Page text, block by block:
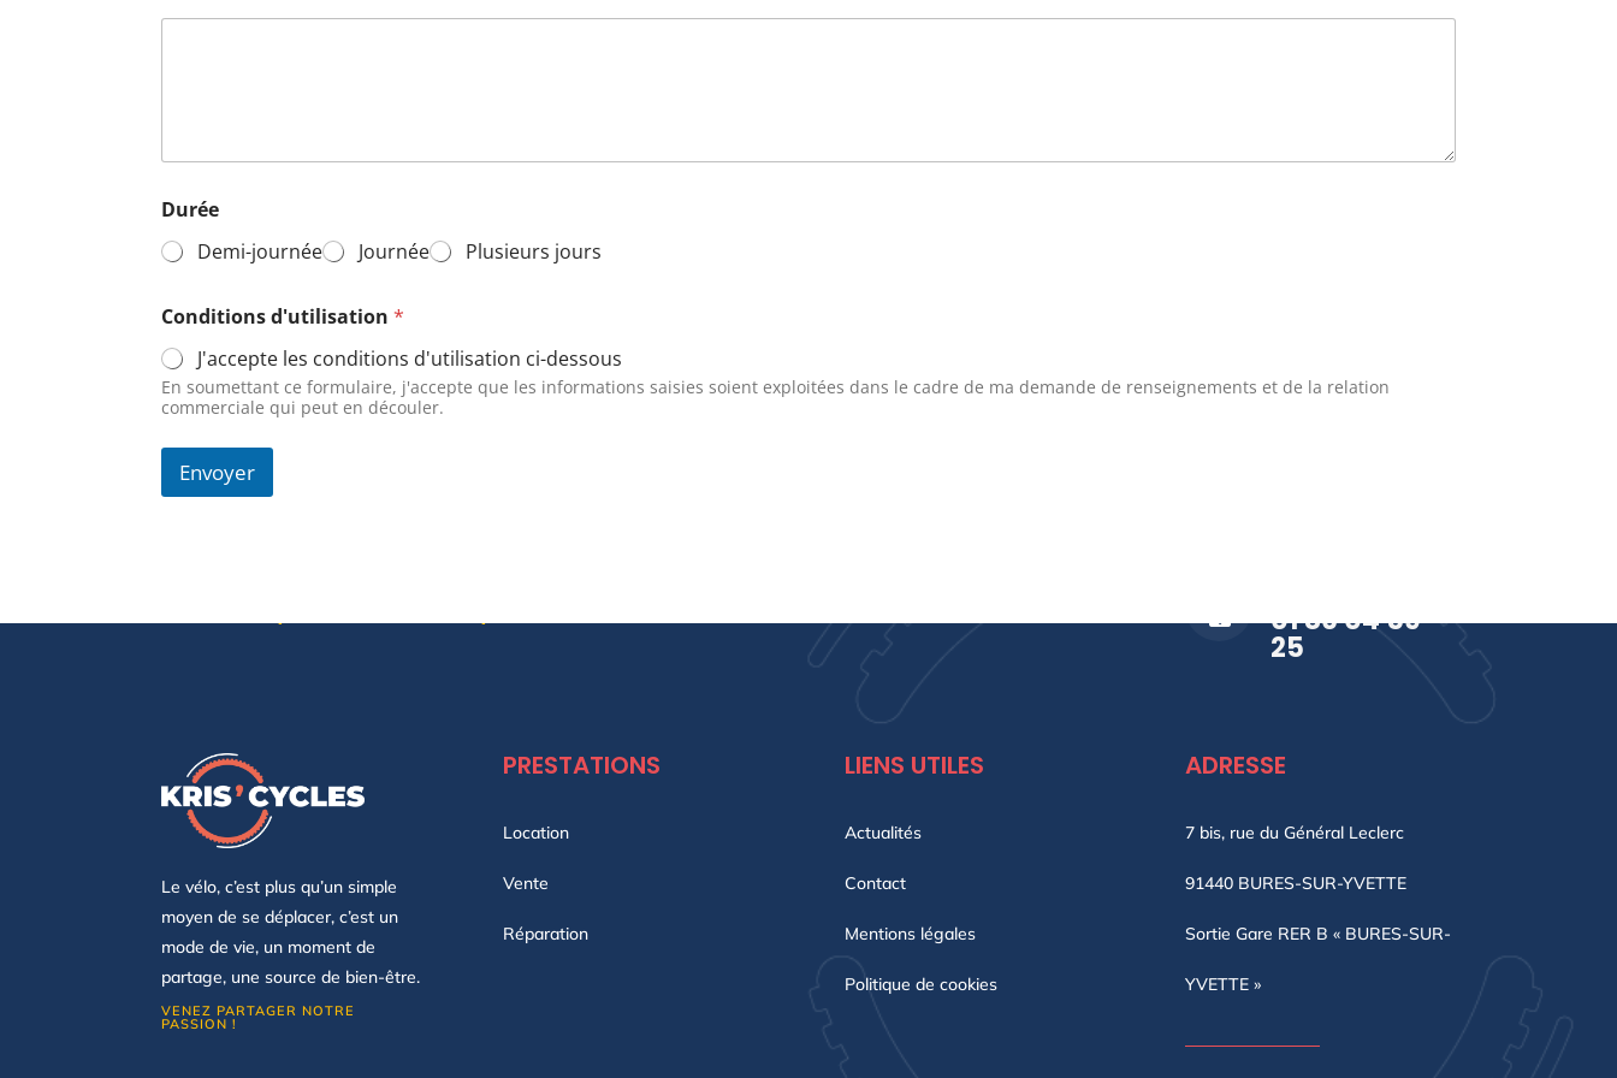
Durée
Demi-journée
Journée Plusieurs jours
Conditions d'utilisation*
J'accepte les conditions d'utilisation ci-dessous
En soumettant ce formulaire, j'accepte que les informations saisies soient exploitées dans le cadre de ma demande de renseignements et de la relation
commerciale qui peut en découler.
Envoyer
01 86 04 59
25
Le vélo, c’est plus qu’un simple
moyen de se déplacer, c’est un
mode de vie, un moment de
partage, une source de bien-être.
VENEZ PARTAGER NOTRE
PASSION !
PRESTATIONS
Location
Vente
Réparation
LIENS UTILES
Actualités
Contact
Mentions légales
Politique de cookies
ADRESSE
7 bis, rue du Général Leclerc
91440 BURES-SUR-YVETTE
Sortie Gare RER B « BURES-SUR-
YVETTE »